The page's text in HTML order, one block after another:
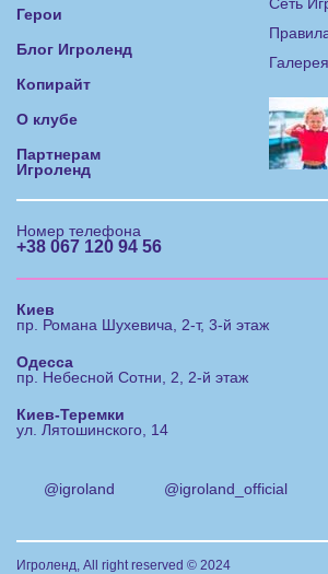
Герои
Блог Игроленд
Копирайт
О клубе
Партнерам
Игроленд
Галерея
Номер телефона
+38 067 120 94 56
Киев
пр. Романа Шухевича, 2-т, 3-й этаж
Одесса
пр. Небесной Сотни, 2, 2-й этаж
Киев-Теремки
ул. Лятошинского, 14
@igroland @igroland_official
Игроленд, All right reserved © 2024